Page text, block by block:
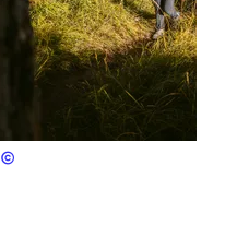
Bergerlebnis Berchtesgaden